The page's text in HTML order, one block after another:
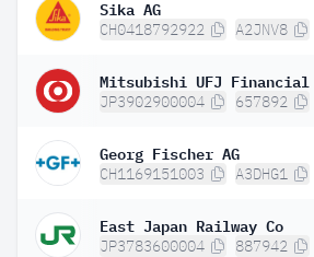
Sika AG
CH0418792922 A2JNV8
Mitsubishi UFJ Financial
JP3902900004 657892
Georg Fischer AG
CH1169151003 A3DHG1
East Japan Railway Co
JP3783600004 887942